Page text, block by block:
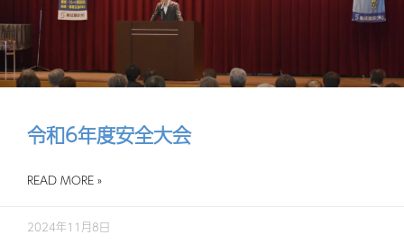
令和6年度安全大会
READ MORE »
2024年11月8日